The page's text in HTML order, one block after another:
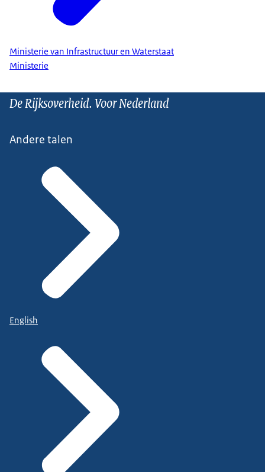
Ministerie van Infrastructuur en Waterstaat
Ministerie
De Rijksoverheid. Voor Nederland
Andere talen
English